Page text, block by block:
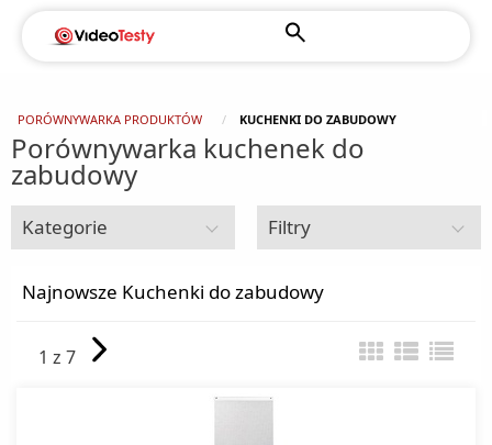
PORÓWNYWARKA PRODUKTÓW KUCHENKI DO ZABUDOWY
Porównywarka kuchenek do
zabudowy
Kategorie Filtry
Chłodziarki do zabudowy
Najnowsze Kuchenki do zabudowy
1 z 7